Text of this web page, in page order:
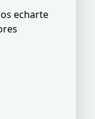
echarte